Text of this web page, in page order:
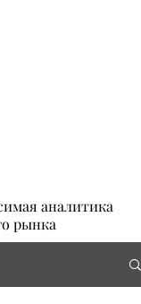
аналитика
рынка